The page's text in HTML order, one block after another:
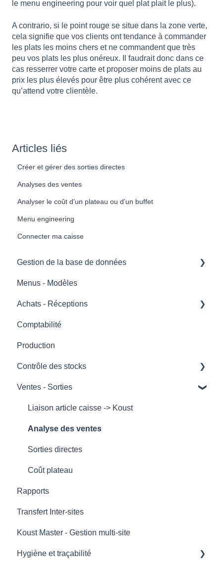
le menu engineering pour voir quel plat plait le plus).
A contrario, si le point rouge se situe dans la zone verte,
cela signifie que vos clients ont tendance à commander
les plats les moins chers et ne commandent que très
peu vos plats les plus onéreux. Il faudrait donc dans ce
cas resserrer votre carte et proposer moins de plats au
prix les plus élevés pour être plus cohérent avec ce
qu’attend votre clientèle.
Articles liés
Créer et gérer des sorties directes
Analyses des ventes
Analyser le coût d’un plateau ou d’un buffet
Menu engineering
Connecter ma caisse
Gestion de la base de données
BDD ingrédients
Tags et zones de stockage
BDD fiches techniques
Menus - Modèles
Achats - Réceptions
Passer commande avec Koust
Scan de facture
Réception
Comptabilité
Production
Contrôle des stocks
Inventaires
Pertes
Ecarts de consommation théorique / réelle
Transfert inter-zones
Transferts inter-établissements (sans facturation)
Ventes - Sorties
Liaison article caisse -> Koust
Analyse des ventes
Sorties directes
Coût plateau
Rapports
Transfert Inter-sites
Koust Master - Gestion multi-site
Hygiène et traçabilité